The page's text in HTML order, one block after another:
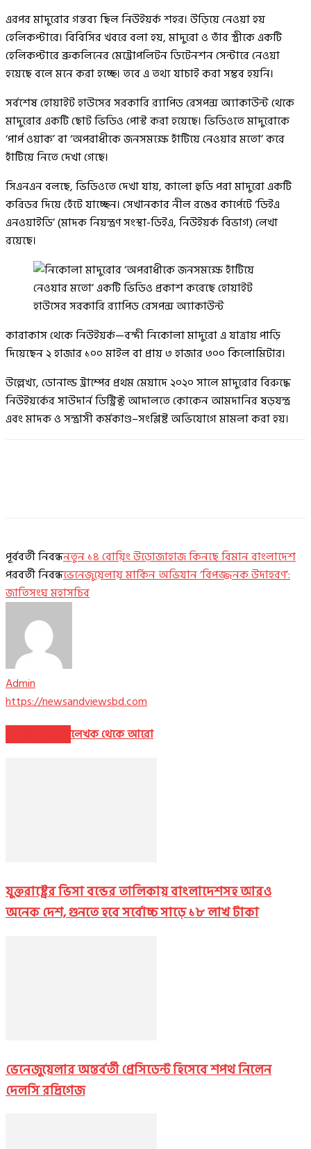
এরপর মাদুরোর গন্তব্য ছিল নিউইয়র্ক শহর। উড়িয়ে নেওয়া হয়
হেলিকপ্টারে। বিবিসির খবরে বলা হয়, মাদুরো ও তাঁর স্ত্রীকে একটি
হেলিকপ্টারে ব্রুকলিনের মেট্রোপলিটন ডিটেনশন সেন্টারে নেওয়া
হয়েছে বলে মনে করা হচ্ছে। তবে এ তথ্য যাচাই করা সম্ভব হয়নি।
সর্বশেষ হোয়াইট হাউসের সরকারি র‍্যাপিড রেসপন্স অ্যাকাউন্ট থেকে
মাদুরোর একটি ছোট ভিডিও পোস্ট করা হয়েছে। ভিডিওতে মাদুরোকে
‘পার্প ওয়াক’ বা ‘অপরাধীকে জনসমক্ষে হাঁটিয়ে নেওয়ার মতো’ করে
হাঁটিয়ে নিতে দেখা গেছে।
সিএনএন বলছে, ভিডিওতে দেখা যায়, কালো হুডি পরা মাদুরো একটি
করিডর দিয়ে হেঁটে যাচ্ছেন। সেখানকার নীল রঙের কার্পেটে ‘ডিইএ
এনওয়াইডি’ (মাদক নিয়ন্ত্রণ সংস্থা-ডিইএ, নিউইয়র্ক বিভাগ) লেখা
রয়েছে।
কারাকাস থেকে নিউইয়র্ক—বন্দী নিকোলা মাদুরো এ যাত্রায় পাড়ি
দিয়েছেন ২ হাজার ১০০ মাইল বা প্রায় ৩ হাজার ৩০০ কিলোমিটার।
উল্লেখ্য, ডোনাল্ড ট্রাম্পের প্রথম মেয়াদে ২০২০ সালে মাদুরোর বিরুদ্ধে
নিউইয়র্কের সাউদার্ন ডিস্ট্রিক্ট আদালতে কোকেন আমদানির ষড়যন্ত্র
এবং মাদক ও সন্ত্রাসী কর্মকাণ্ড–সংশ্লিষ্ট অভিযোগে মামলা করা হয়।
পূর্ববর্তী নিবন্ধনতুন ১৪ বোয়িং উড়োজাহাজ কিনছে বিমান বাংলাদেশ
পরবর্তী নিবন্ধভেনেজুয়েলায় মার্কিন অভিযান ‘বিপজ্জনক উদাহরণ’:
জাতিসংঘ মহাসচিব
Admin
https://newsandviewsbd.com
লেখক থেকে আরো
যুক্তরাষ্ট্রের ভিসা বন্ডের তালিকায় বাংলাদেশসহ আরও
অনেক দেশ, গুনতে হবে সর্বোচ্চ সাড়ে ১৮ লাখ টাকা
ভেনেজুয়েলার অন্তর্বর্তী প্রেসিডেন্ট হিসেবে শপথ নিলেন
দেলসি রদ্রিগেজ